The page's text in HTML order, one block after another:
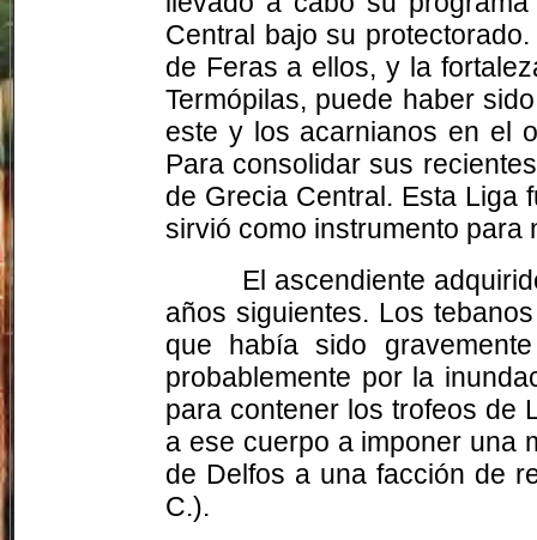
Central bajo su
de Feras a ellos, y la
Termópilas, puede haber
este y los acarnianos en el
Para consolidar sus
de Grecia Central. Esta Liga
sirvió como instrumento para
El ascendiente
años siguientes. Los
que había sido
probablemente por la
para contener los trofeos de
a ese cuerpo a imponer una
de Delfos a una facción de
C.).